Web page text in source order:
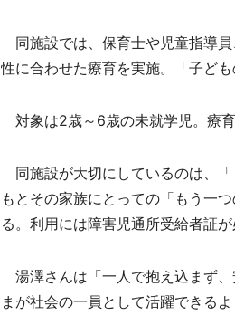
同施設では、保育士や児童指導
性に合わせた療育を実施。「子ど
対象は2歳～6歳の未就学児。療
同施設が大切にしているのは、
もとその家族にとっての「もう一
る。利用には障害児通所受給者証が
湯澤さんは「一人で抱え込まず
まが社会の一員として活躍できる